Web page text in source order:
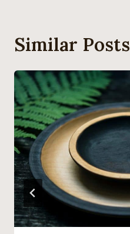
Similar Posts